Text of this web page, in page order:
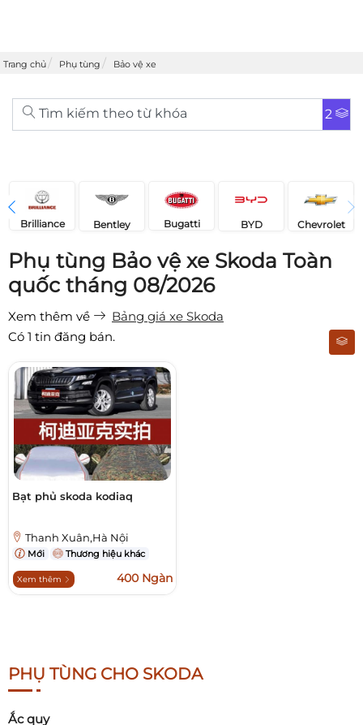
Trang chủ Phụ tùng Bảo vệ xe
Tìm kiếm theo từ khóa 2
Brilliance Bentley Bugatti BYD Chevrolet
Phụ tùng Bảo vệ xe Skoda Toàn
quốc tháng 08/2026
Xem thêm về
Bảng giá xe Skoda
Có 1 tin đăng bán.
Bạt phủ skoda kodiaq
Thanh Xuân,Hà Nội
Mới Thương hiệu khác
Xem thêm 400 Ngàn
PHỤ TÙNG CHO SKODA
Ắc quy